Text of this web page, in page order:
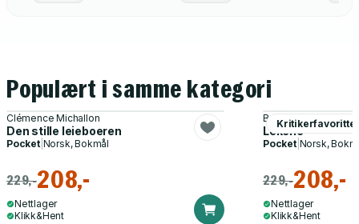
Populært i samme kategori
Clémence Michallon
Den stille leieboeren
Pocket| Norsk, Bokmål
229,-208,-
Nettlager
Klikk&Hent
Bo Svernström
Lekene
Pocket| Norsk,
229,-208,-
Nettlager
Klikk&Hent